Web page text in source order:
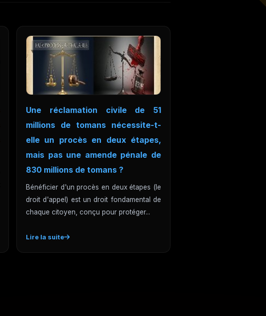
Une réclamation civile de 51
millions de tomans nécessite-t-
elle un procès en deux étapes,
mais pas une amende pénale de
830 millions de tomans ?
Bénéficier d'un procès en deux étapes (le
droit d'appel) est un droit fondamental de
chaque citoyen, conçu pour protéger...
Lire la suite